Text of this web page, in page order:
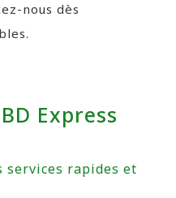
nous dès
Express
services rapides et